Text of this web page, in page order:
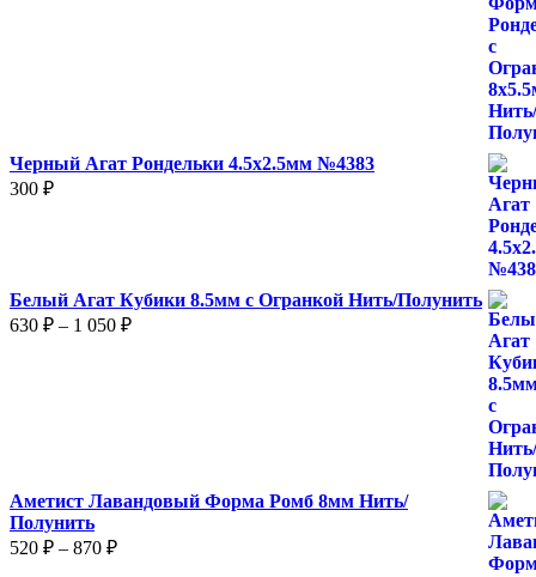
Черный Агат Рондельки 4.5х2.5мм №4383
300 ₽
Белый Агат Кубики 8.5мм с Огранкой Нить/Полунить
630 ₽ – 1 050 ₽Диапазон
Аметист Лавандовый Форма Ромб 8мм Нить/
Полунить
520 ₽ – 870 ₽Диапазон